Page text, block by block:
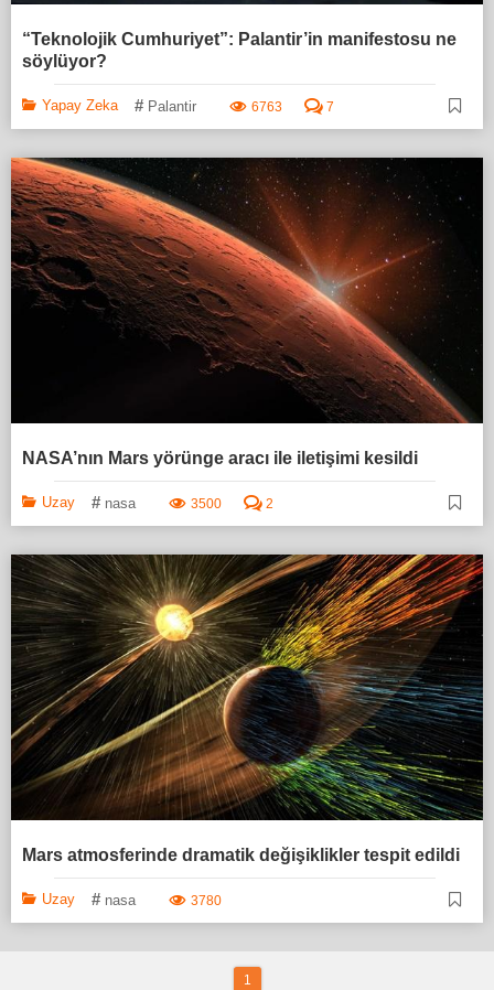
“Teknolojik Cumhuriyet”: Palantir’in manifestosu ne
söylüyor?
Yapay Zeka # Palantir 6763 7
NASA’nın Mars yörünge aracı ile iletişimi kesildi
Uzay # nasa 3500 2
Mars atmosferinde dramatik değişiklikler tespit edildi
Uzay # nasa 3780
1